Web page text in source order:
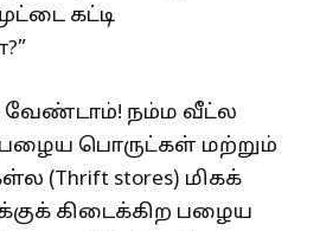
கட்டி
நம்ம வீட்ல
பழைய பொருட்கள் மற்றும்
(Thrift stores) மிகக்
கிடைக்கிற பழைய